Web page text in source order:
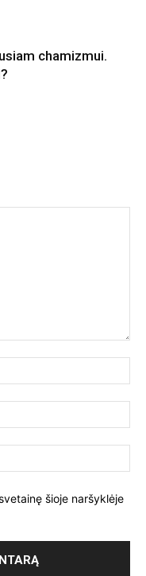
chamizmui.
šioje naršyklėje